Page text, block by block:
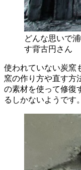
どんな思いで
す背古円さん
使われていない炭窯
窯の作り方や直す方
の素材を使って修復
るしかないようです。